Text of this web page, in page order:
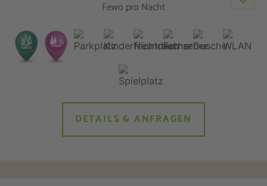
Fewo pro Nacht
DETAILS & ANFRAGEN